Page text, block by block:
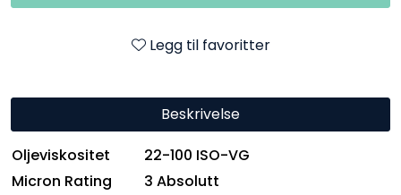
Legg til favoritter
Beskrivelse
Oljeviskositet
22-100 ISO-VG
Micron Rating
3 Absolutt